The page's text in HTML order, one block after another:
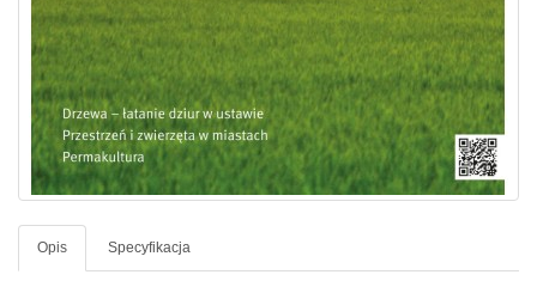
Opis Specyfikacja